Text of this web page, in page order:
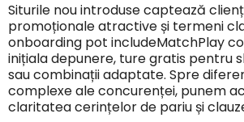
Siturile nou introduse captează
promoționale atractive și termeni
onboarding pot includeMatchPlay
inițiala depunere, ture gratis pentru
sau combinații adaptate. Spre
complexe ale concurenței, punem
claritatea cerințelor de pariu și